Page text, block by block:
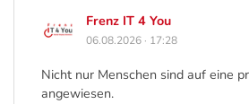
Frenz IT 4 You
06.08.2026 · 17:28
Nicht nur Menschen sind auf eine
angewiesen.